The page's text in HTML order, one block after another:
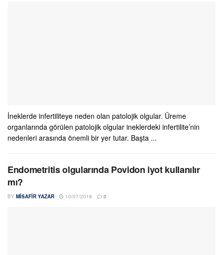
İneklerde infertiliteye neden olan patolojik olgular. Üreme
organlarında görülen patolojik olgular ineklerdeki infertilite’nin
nedenleri arasında önemli bir yer tutar. Başta ...
Endometritis olgularında Povidon iyot kullanılır
mı?
BY MISAFIR YAZAR 10/07/2018 0